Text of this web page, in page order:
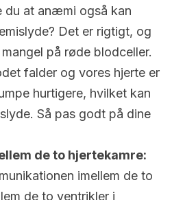
du at anæmi også kan
Det er rigtigt, og
på røde blodceller.
falder og vores hjerte er
hurtigere, hvilket kan
Så pas godt på dine
de to hjertekamre:
imellem de to
de to ventrikler i